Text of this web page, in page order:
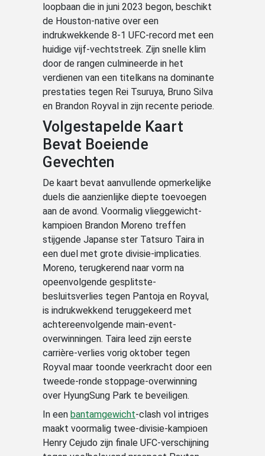
loopbaan die in juni 2023 begon, beschikt
de Houston-native over een
indrukwekkende 8-1 UFC-record met een
huidige vijf-vechtstreek. Zijn snelle klim
door de rangen culmineerde in het
verdienen van een titelkans na dominante
prestaties tegen Rei Tsuruya, Bruno Silva
en Brandon Royval in zijn recente periode.
Volgestapelde Kaart
Bevat Boeiende
Gevechten
De kaart bevat aanvullende opmerkelijke
duels die aanzienlijke diepte toevoegen
aan de avond. Voormalig vlieggewicht-
kampioen Brandon Moreno treffen
stijgende Japanse ster Tatsuro Taira in
een duel met grote divisie-implicaties.
Moreno, terugkerend naar vorm na
opeenvolgende gesplitste-
besluitsverlies tegen Pantoja en Royval,
is indrukwekkend teruggekeerd met
achtereenvolgende main-event-
overwinningen. Taira leed zijn eerste
carrière-verlies vorig oktober tegen
Royval maar toonde veerkracht door een
tweede-ronde stoppage-overwinning
over HyungSung Park te beveiligen.
In een bantamgewicht-clash vol intriges
maakt voormalig twee-divisie-kampioen
Henry Cejudo zijn finale UFC-verschijning